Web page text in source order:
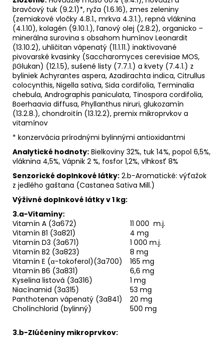
bravčový tuk (9.2.1)*, ryža (1.6.16), zmes zeleniny
(zemiakové vločky 4.8.1., mrkva 4.3.1.), repná vláknina
(4.1.10), kolagén (9.10.1.), ľanový olej (2.8.2), organicko –
minerálna surovina s obsahom humínov Leonardit
(13.10.2), uhličitan vápenatý (11.1.11.) inaktivované
pivovarské kvasinky (Saccharomyces cerevisiae MOS,
βGlukan) (12.1.5), sušené listy (7.7.1.) a kvety (7.4.1.) z
byliniek Achyrantes aspera, Azadirachta indica, Citrullus
colocynthis, Nigella sativa, Sida cordifolia, Terminalia
chebula, Andrographis paniculata, Tinospora cordifolia,
Boerhaavia diffusa, Phyllanthus niruri, glukozamín
(13.2.8.), chondroitín (13.12.2), premix mikroprvkov a
vitamínov
* konzervácia prírodnými bylinnými antioxidantmi
Analytické hodnoty: Bielkoviny 32%, tuk 14%, popol 6,5%,
vláknina 4,5%, Vápnik 2 %, fosfor 1,2%, vlhkosť 8%
Senzorické doplnkové látky: 2.b-Aromatické: výťažok
z jedlého gaštana (Castanea Sativa Mill.)
Výživné doplnkové látky v 1 kg:
3.a-Vitamíny:
Vitamín A (3a672)
11 000 m.j.
Vitamín B1 (3a821)
4 mg
Vitamín D3 (3a671)
1 000 m.j.
Vitamín B2 (3a823)
8 mg
Vitamín E (α-tokoferol)(3a700)
165 mg
Vitamín B6 (3a831)
6,6 mg
Kyselina listová (3a316)
1 mg
Niacínamid (3a315)
53 mg
Panthotenan vápenatý (3a841)
20 mg
Cholínchlorid (bylinný)
500 mg
3.b-Zlúčeniny mikroprvkov: